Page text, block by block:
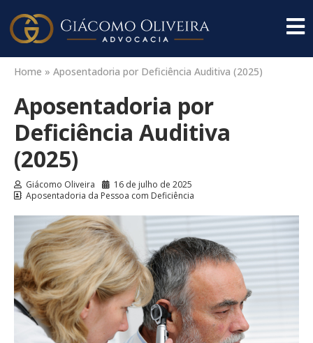
Home » Aposentadoria por Deficiência Auditiva (2025)
Aposentadoria por
Deficiência Auditiva
(2025)
Giácomo Oliveira
16 de julho de 2025
Aposentadoria da Pessoa com Deficiência